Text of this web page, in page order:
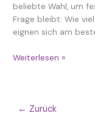
beliebte Wahl, um
Frage bleibt: Wie
eignen sich am
Weiterlesen »
← Zurück